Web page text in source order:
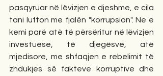
pasqyruar në lëvizjen e djeshme, e cila
tani lufton me fjalën "korrupsion". Ne e
kemi parë atë të përsëritur në lëvizjen
investuese, të djegësve, atë
mjedisore, me shfaqjen e rebelimit të
zhdukjes së fakteve korruptive dhe